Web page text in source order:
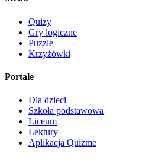
Quizy
Gry logiczne
Puzzle
Krzyżówki
Portale
Dla dzieci
Szkoła podstawowa
Liceum
Lektury
Aplikacja Quizme